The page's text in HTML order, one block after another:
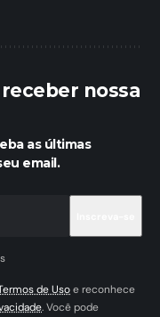
nossa
as últimas
email.
de Usoe reconhece
. Você pode